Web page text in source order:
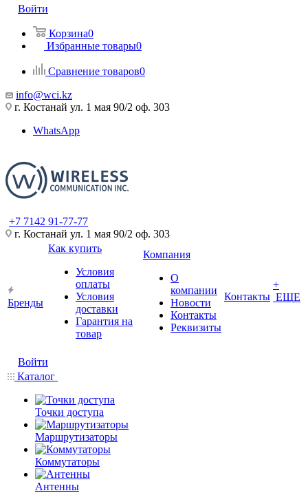
Войти
Корзина0
Избранные товары0
Сравнение товаров0
info@wci.kz
г. Костанай ул. 1 мая 90/2 оф. 303
WhatsApp
+7 7142 91-77-77
г. Костанай ул. 1 мая 90/2 оф. 303
Бренды
Как купить
Условия
оплаты
Условия
доставки
Гарантия на
товар
Компания
О
компании
Новости
Контакты
Реквизиты
Контакты
+
ЕЩЕ
Войти
Каталог
Точки доступа
Маршрутизаторы
Коммутаторы
Антенны